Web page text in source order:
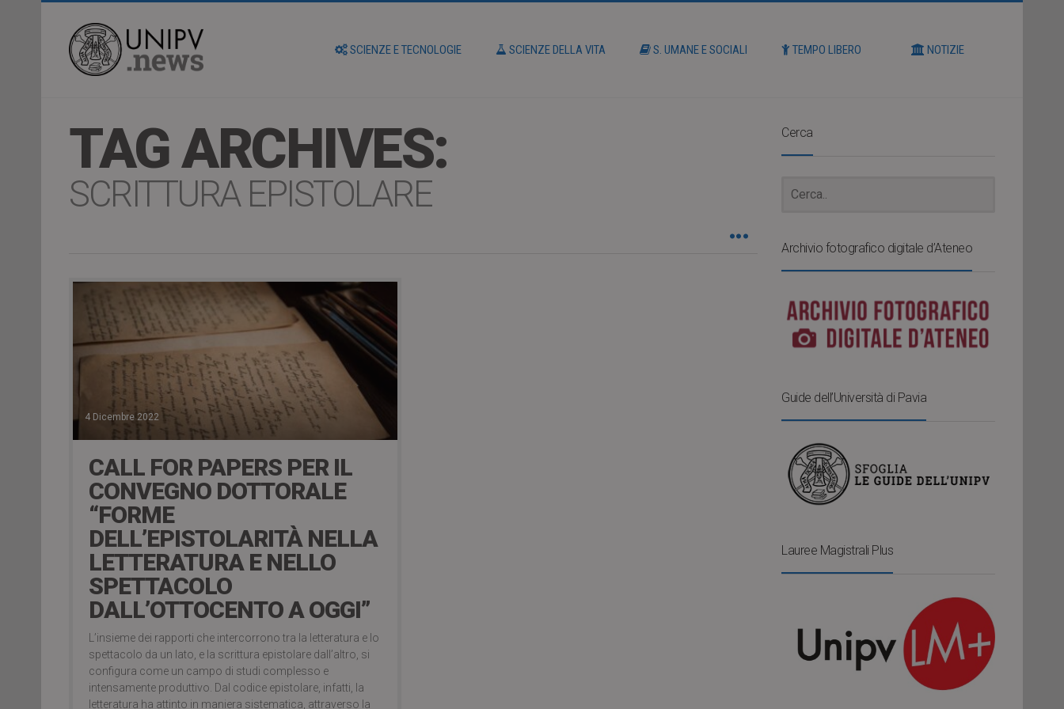
SCIENZE E TECNOLOGIE SCIENZE DELLA VITA S. UMANE E SOCIALI TEMPO LIBERO NOTIZIE
TAG ARCHIVES:
SCRITTURA EPISTOLARE
4 Dicembre 2022
CALL FOR PAPERS PER IL
CONVEGNO DOTTORALE
“FORME
DELL’EPISTOLARITÀ NELLA
LETTERATURA E NELLO
SPETTACOLO
DALL’OTTOCENTO A OGGI”
L’insieme dei rapporti che intercorrono tra la letteratura e lo
spettacolo da un lato, e la scrittura epistolare dall’altro, si
configura come un campo di studi complesso e
intensamente produttivo. Dal codice epistolare, infatti, la
letteratura ha attinto in maniera sistematica, attraverso la
Cerca
Archivio fotografico digitale d’Ateneo
Guide dell’Università di Pavia
Lauree Magistrali Plus